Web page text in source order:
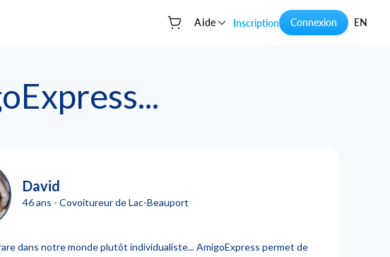
Votre panier
Aide Inscription Connexion EN
David
46 ans - Covoitureur de Lac-Beauport
dans notre monde plutôt individualiste... AmigoExpress permet de